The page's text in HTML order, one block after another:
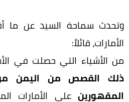
وتحدث سماحة السيد عن ما
الأمارات، قائلاً:
من الأشياء التي حصلت في
ذلك القصص من اليمن
المقهورين على الأمارات